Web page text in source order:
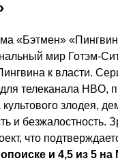
«Бэтмен»
мир Готэм-
к власти.
телеканала HBO,
злодея,
и безжалостность.
что
и 4,5 из 5 на